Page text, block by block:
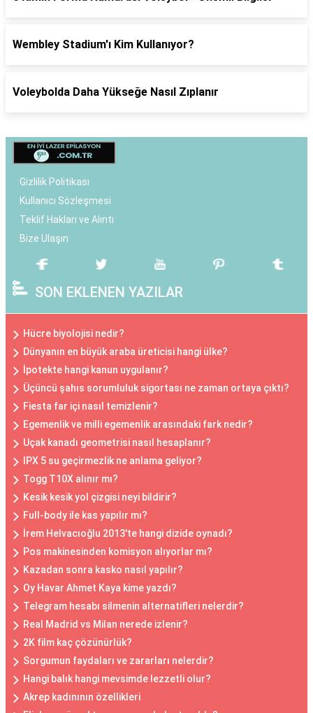
Wembley Stadium'ı Kim Kullanıyor?
Voleybolda Daha Yükseğe Nasıl Zıplanır
Gizlilik Politikası
Kullanıcı Sözleşmesi
Teklif Hakları ve Alıntı
Bize Ulaşın
SON EKLENEN YAZILAR
Hücre biyolojisi nedir?
Dünyanın en büyük araba üreticisi hangi ülke?
İpotekte hangi kanun uygulanır?
Üçüncü şahıs sorumluluk sigortası ne zaman ortaya çıktı?
Fiesta far içi nasıl temizlenir?
Egemenlik ve milli egemenlik arasındaki fark nedir?
Uçak kanadı geometrisi nasıl hesaplanır?
IPX 5 su geçirmezlik ne anlama geliyor?
Togg T10X alınır mı?
Kesik kesik yol çizgisi neyi bildirir?
Full-body ile kas yapılır mı?
İrem Helvacıoğlu 2013'te hangi dizide oynadı?
Pos makinesinden komisyon alıyorlar mı?
Kazadan sonra kasko nasıl yapılır?
Oy Havar Ahmet Kaya kime yazdı?
Telegram hesabı silmenin alternatifleri nelerdir?
Real Madrid vs Milan nerede izlenir?
2K film kaç çözünürlük?
Sorgumun faydaları ve zararları nelerdir?
Hangi balık hangi mevsimde lezzetli olur?
Akrep kadınının özellikleri